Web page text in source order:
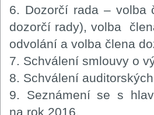
6. Dozorčí rada – volba
dozorčí rady), volba
odvolání a volba člena
7. Schválení smlouvy o
8. Schválení
9. Seznámení se s
na rok 2016.